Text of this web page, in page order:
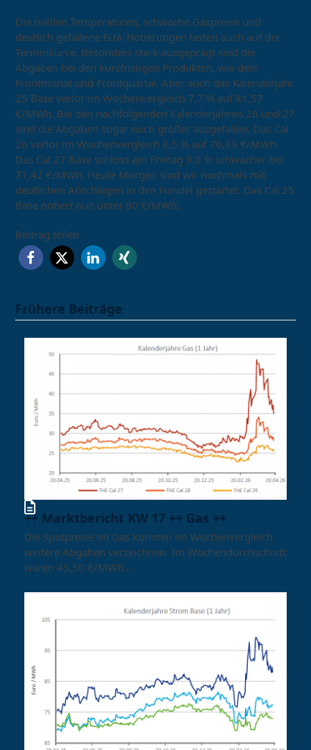
Die milden Temperaturen, schwache Gaspreise und
deutlich gefallene EUA-Notierungen lasten auch auf der
Terminkurve. Besonders stark ausgeprägt sind die
Abgaben bei den kurzfristigen Produkten, wie dem
Frontmonat und Frontquartal. Aber auch das Kalenderjahr
25 Base verlor im Wochenvergleich 7,7 % auf 81,57
€/MWh. Bei den nachfolgenden Kalenderjahren 26 und 27
sind die Abgaben sogar noch größer ausgefallen. Das Cal
26 verlor im Wochenvergleich 8,5 % auf 76,39 €/MWh.
Das Cal 27 Base schloss am Freitag 9,0 % schwächer bei
71,42 €/MWh. Heute Morgen sind wir nochmals mit
deutlichen Abschlägen in den Handel gestartet. Das Cal 25
Base notiert nun unter 80 €/MWh.
Beitrag teilen
Frühere Beiträge
++ Marktbericht KW 17 ++ Gas ++
Die Spotpreise im Gas konnten im Wochenvergleich
weitere Abgaben verzeichnen. Im Wochendurchschnitt
waren 45,50 €/MWh…